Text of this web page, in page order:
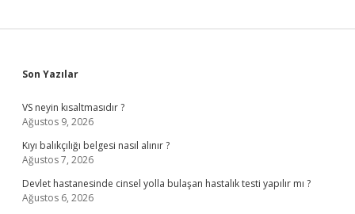
Sidebar
Son Yazılar
VS neyin kısaltmasıdır ?
Ağustos 9, 2026
Kıyı balıkçılığı belgesi nasıl alınır ?
Ağustos 7, 2026
Devlet hastanesinde cinsel yolla bulaşan hastalık testi yapılır mı ?
Ağustos 6, 2026